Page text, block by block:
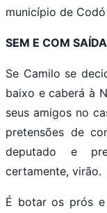
município de
SEM E COM SAÍDA
Se Camilo se
baixo e caberá à
seus amigos no
pretensões de
deputado e
certamente, virão.
É botar os prós